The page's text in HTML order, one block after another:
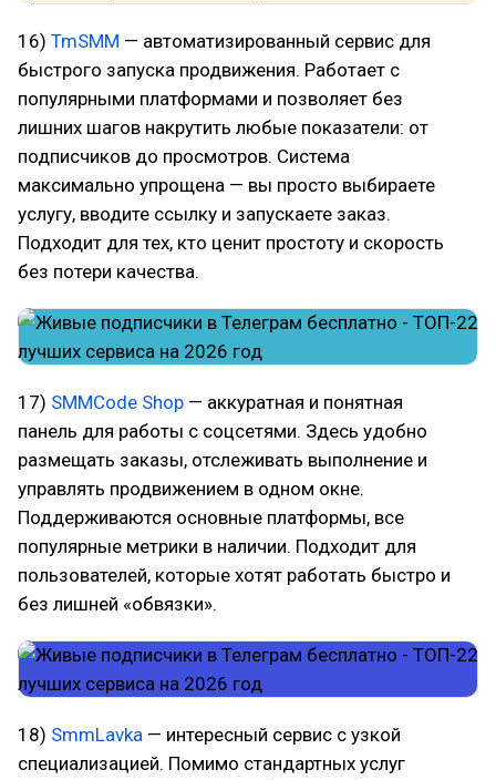
16) TmSMM — автоматизированный сервис для
быстрого запуска продвижения. Работает с
популярными платформами и позволяет без
лишних шагов накрутить любые показатели: от
подписчиков до просмотров. Система
максимально упрощена — вы просто выбираете
услугу, вводите ссылку и запускаете заказ.
Подходит для тех, кто ценит простоту и скорость
без потери качества.
17) SMMCode Shop — аккуратная и понятная
панель для работы с соцсетями. Здесь удобно
размещать заказы, отслеживать выполнение и
управлять продвижением в одном окне.
Поддерживаются основные платформы, все
популярные метрики в наличии. Подходит для
пользователей, которые хотят работать быстро и
без лишней «обвязки».
18) SmmLavka — интересный сервис с узкой
специализацией. Помимо стандартных услуг